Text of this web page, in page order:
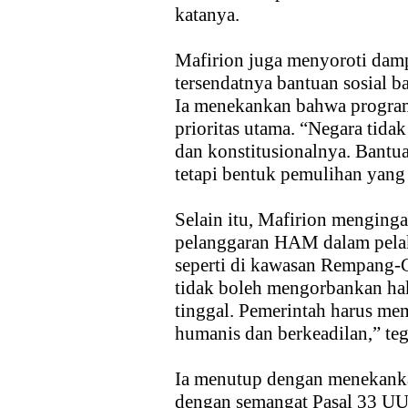
katanya.
Mafirion juga menyoroti
tersendatnya bantuan sosial
Ia menekankan bahwa
prioritas utama. “Negara
dan konstitusionalnya.
tetapi bentuk pemulihan
Selain itu, Mafirion
pelanggaran HAM dalam
seperti di kawasan
tidak boleh mengorbankan
tinggal. Pemerintah harus
humanis dan berkeadilan,”
Ia menutup dengan
dengan semangat Pasal 33